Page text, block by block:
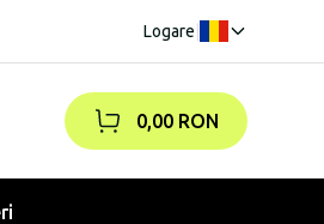
Logare
0,00 RON